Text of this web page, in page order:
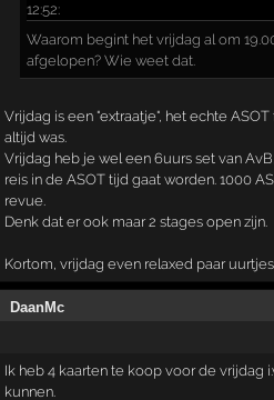
12:52:
Waarom begint het vrijdag al om
afgelopen? Wie weet dat.
Vrijdag is een "extraatje", het echte
altijd was.
Vrijdag heb je wel een 6uurs set van
reis in de ASOT tijd gaat worden. 1000
revue.
Denk dat er ook maar 2 stages open zijn.
Kortom, vrijdag even relaxed paar
DaanMc
Ik heb 4 kaarten te koop voor de vrijdag
kunnen.